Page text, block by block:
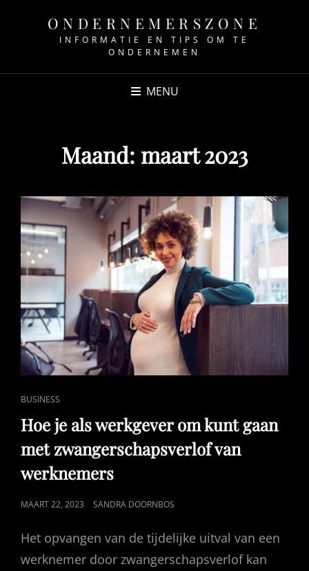
ONDERNEMERSZONE
INFORMATIE EN TIPS OM TE
ONDERNEMEN
MENU
Maand: maart 2023
CAT
LINKS
BUSINESS
Hoe je als werkgever om kunt gaan
met zwangerschapsverlof van
werknemers
GEPUBLICEERD
MAART 22, 2023 SANDRA DOORNBOS
Het opvangen van de tijdelijke uitval van een
werknemer door zwangerschapsverlof kan